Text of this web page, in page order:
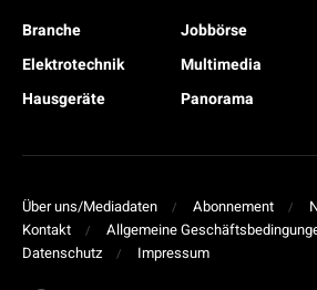
Branche
Elektrotechnik
Hausgeräte
Jobbörse
Multimedia
Panorama
Über uns/Mediadaten Abonnement
Kontakt
Allgemeine
Datenschutz
Impressum